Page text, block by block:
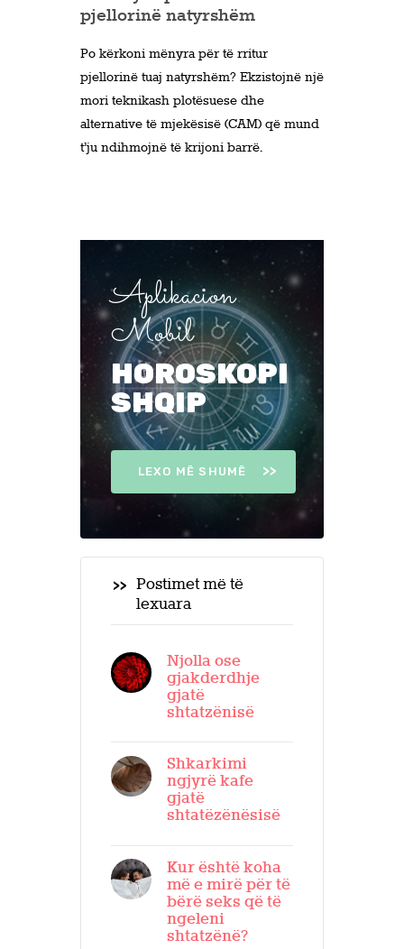
pjellorinë natyrshëm
Po kërkoni mënyra për të rritur
pjellorinë tuaj natyrshëm? Ekzistojnë një
mori teknikash plotësuese dhe
alternative të mjekësisë (CAM) që mund
t’ju ndihmojnë të krijoni barrë.
Aplikacion
Mobil
HOROSKOPI
SHQIP
LEXO MË SHUMË
Postimet më të
lexuara
Njolla ose
gjakderdhje
gjatë
shtatzënisë
Shkarkimi
ngjyrë kafe
gjatë
shtatëzënësisë
Kur është koha
më e mirë për të
bërë seks që të
ngeleni
shtatzënë?